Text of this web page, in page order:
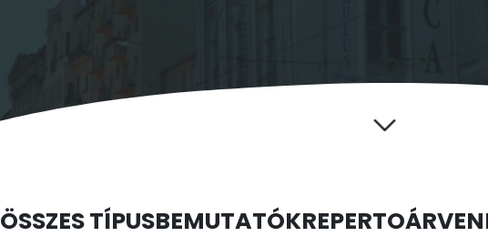
ÖSSZES TÍPUSBEMUTATÓKREPERTOÁR